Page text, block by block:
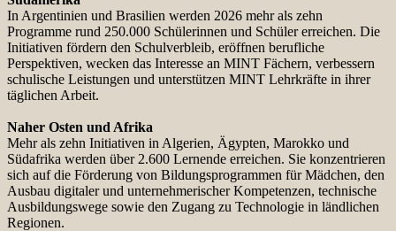
In Argentinien und Brasilien werden 2026 mehr als zehn
Programme rund 250.000 Schülerinnen und Schüler erreichen. Die
Initiativen fördern den Schulverbleib, eröffnen berufliche
Perspektiven, wecken das Interesse an MINT Fächern, verbessern
schulische Leistungen und unterstützen MINT Lehrkräfte in ihrer
täglichen Arbeit.
Naher Osten und Afrika
Mehr als zehn Initiativen in Algerien, Ägypten, Marokko und
Südafrika werden über 2.600 Lernende erreichen. Sie konzentrieren
sich auf die Förderung von Bildungsprogrammen für Mädchen, den
Ausbau digitaler und unternehmerischer Kompetenzen, technische
Ausbildungswege sowie den Zugang zu Technologie in ländlichen
Regionen.